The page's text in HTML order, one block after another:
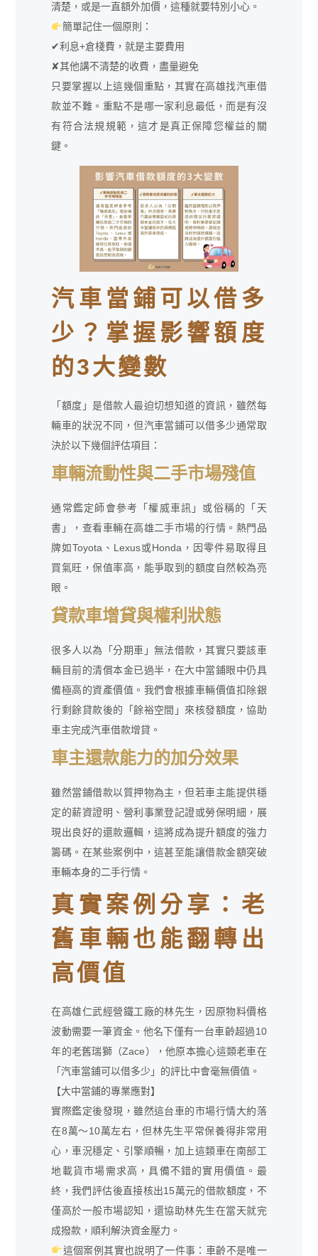
清楚，或是一直額外加價，這種就要特別小心。
簡單記住一個原則：
✔利息+倉棧費，就是主要費用
✘其他講不清楚的收費，盡量避免
只要掌握以上這幾個重點，其實在高雄找汽車借
款並不難。重點不是哪一家利息最低，而是有沒
有符合法規規範，這才是真正保障您權益的關
鍵。
汽車當鋪可以借多
少？掌握影響額度
的3大變數
「額度」是借款人最迫切想知道的資訊，雖然每
輛車的狀況不同，但汽車當鋪可以借多少通常取
決於以下幾個評估項目：
車輛流動性與二手市場殘值
通常鑑定師會參考「權威車訊」或俗稱的「天
書」，查看車輛在高雄二手市場的行情。熱門品
牌如Toyota、Lexus或Honda，因零件易取得且
買氣旺，保值率高，能爭取到的額度自然較為亮
眼。
貸款車增貸與權利狀態
很多人以為「分期車」無法借款，其實只要該車
輛目前的清償本金已過半，在大中當鋪眼中仍具
備極高的資產價值。我們會根據車輛價值扣除銀
行剩餘貸款後的「餘裕空間」來核發額度，協助
車主完成汽車借款增貸。
車主還款能力的加分效果
雖然當鋪借款以質押物為主，但若車主能提供穩
定的薪資證明、營利事業登記證或勞保明細，展
現出良好的還款邏輯，這將成為提升額度的強力
籌碼。在某些案例中，這甚至能讓借款金額突破
車輛本身的二手行情。
真實案例分享：老
舊車輛也能翻轉出
高價值
在高雄仁武經營鐵工廠的林先生，因原物料價格
波動需要一筆資金。他名下僅有一台車齡超過10
年的老舊瑞獅（Zace），他原本擔心這類老車在
「汽車當鋪可以借多少」的評比中會毫無價值。
【大中當鋪的專業應對】
實際鑑定後發現，雖然這台車的市場行情大約落
在8萬～10萬左右，但林先生平常保養得非常用
心，車況穩定、引擎順暢，加上這類車在南部工
地載貨市場需求高，具備不錯的實用價值。最
終，我們評估後直接核出15萬元的借款額度，不
僅高於一般市場認知，還協助林先生在當天就完
成撥款，順利解決資金壓力。
這個案例其實也說明了一件事：車齡不是唯一